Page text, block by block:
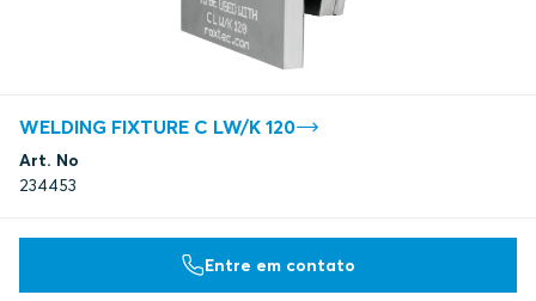
WELDING FIXTURE C LW/K 120
Art. No
234453
Entre em contato